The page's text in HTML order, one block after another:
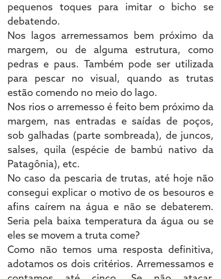
pequenos toques para imitar o bicho se
debatendo.
Nos lagos arremessamos bem próximo da
margem, ou de alguma estrutura, como
pedras e paus. Também pode ser utilizada
para pescar no visual, quando as trutas
estão comendo no meio do lago.
Nos rios o arremesso é feito bem próximo da
margem, nas entradas e saídas de poços,
sob galhadas (parte sombreada), de juncos,
salses, quila (espécie de bambú nativo da
Patagônia), etc.
No caso da pescaria de trutas, até hoje não
consegui explicar o motivo de os besouros e
afins caírem na água e não se debaterem.
Seria pela baixa temperatura da água ou se
eles se movem a truta come?
Como não temos uma resposta definitiva,
adotamos os dois critérios. Arremessamos e